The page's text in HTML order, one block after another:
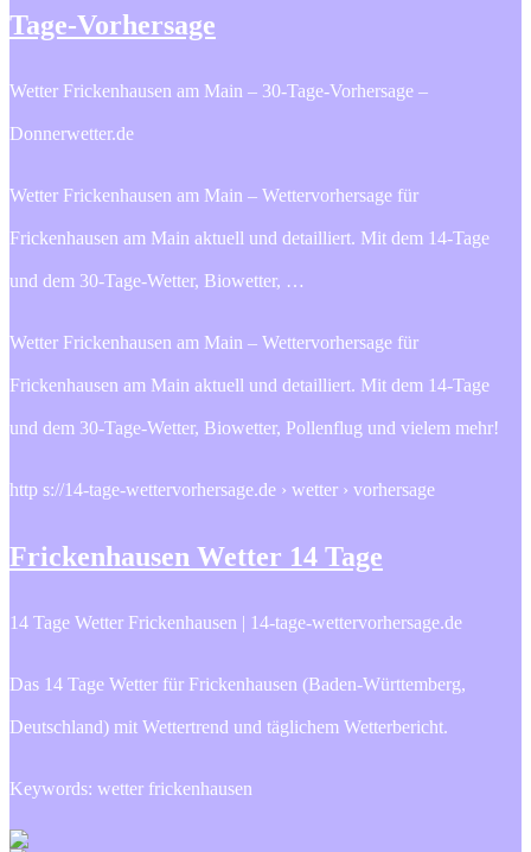
Tage-Vorhersage
Wetter Frickenhausen am Main – 30-Tage-Vorhersage –
Donnerwetter.de
Wetter Frickenhausen am Main – Wettervorhersage für
Frickenhausen am Main aktuell und detailliert. Mit dem 14-Tage
und dem 30-Tage-Wetter, Biowetter, …
Wetter Frickenhausen am Main – Wettervorhersage für
Frickenhausen am Main aktuell und detailliert. Mit dem 14-Tage
und dem 30-Tage-Wetter, Biowetter, Pollenflug und vielem mehr!
http s://14-tage-wettervorhersage.de › wetter › vorhersage
Frickenhausen Wetter 14 Tage
14 Tage Wetter Frickenhausen | 14-tage-wettervorhersage.de
Das 14 Tage Wetter für Frickenhausen (Baden-Württemberg,
Deutschland) mit Wettertrend und täglichem Wetterbericht.
Keywords: wetter frickenhausen